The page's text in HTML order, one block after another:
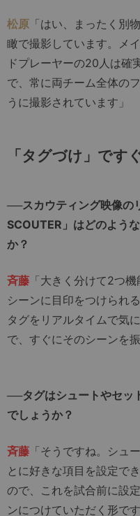
松原 「はい、まったく別
瞰で撮影しています。メ
ドプレーヤーの20人は確
で、常に両チーム全体の
うに撮影されています」
「タグづけ」です
──スカウティング映像の
SCOUTER」はどのよう
か？
斉藤 「大きく分けて2つ
シーンに目印をつけられ
タグをリアルタイムで気
で、すぐにそのシーンを
──タグはシュートやセッ
でしょうか？
斉藤 「そうですね。シュ
とに好きな項目を設定で
ので、これを試合前に設
ンにつけていただく形で